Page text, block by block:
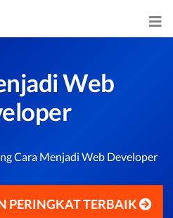
Web
Cara Menjadi Web Developer
PERINGKAT TERBAIK